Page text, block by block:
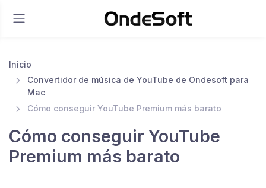
Inicio
Convertidor de música de YouTube de Ondesoft para
Mac
Cómo conseguir YouTube Premium más barato
Cómo conseguir YouTube
Premium más barato